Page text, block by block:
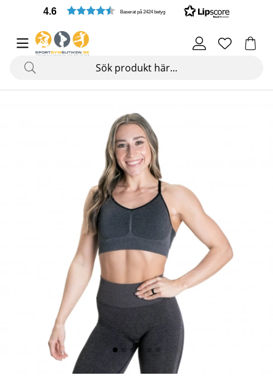
4.6 Baserat på 2424 betyg